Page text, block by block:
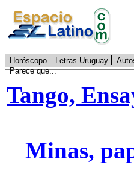
Horóscopo Letras Uruguay
Parece que...
Tango,
Minas,